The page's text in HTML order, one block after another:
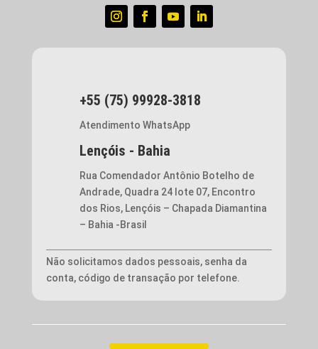
+55 (75) 99928-3818
Atendimento WhatsApp
Lençóis - Bahia
Rua Comendador Antônio Botelho de
Andrade, Quadra 24 lote 07, Encontro
dos Rios, Lençóis – Chapada Diamantina
– Bahia -Brasil
Não solicitamos dados pessoais, senha da
conta, código de transação por telefone.